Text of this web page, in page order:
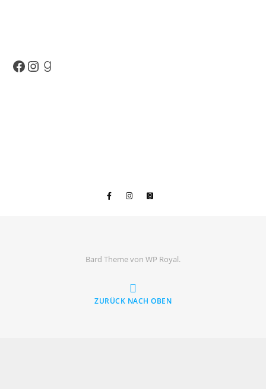
Facebook
Instagram
Goodreads
Bard Theme von WP Royal.
ZURÜCK NACH OBEN